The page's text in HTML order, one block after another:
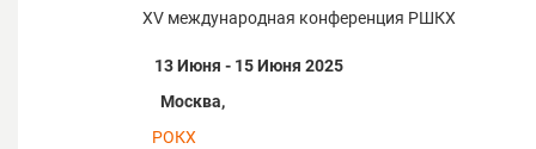
XV международная конференция РШКХ
13 Июня - 15 Июня 2025
Москва,
РОКХ